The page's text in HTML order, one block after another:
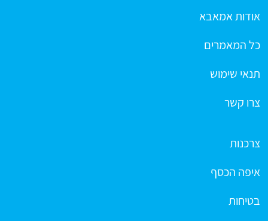
אודות אמאבא
כל המאמרים
תנאי שימוש
צרו קשר
צרכנות
איפה הכסף
בטיחות